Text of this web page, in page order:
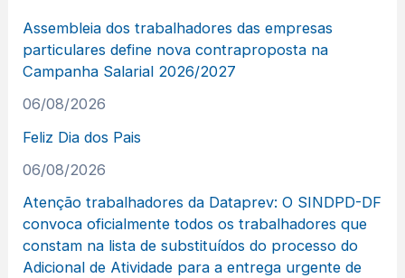
Assembleia dos trabalhadores das empresas
particulares define nova contraproposta na
Campanha Salarial 2026/2027
06/08/2026
Feliz Dia dos Pais
06/08/2026
Atenção trabalhadores da Dataprev: O SINDPD-DF
convoca oficialmente todos os trabalhadores que
constam na lista de substituídos do processo do
Adicional de Atividade para a entrega urgente de